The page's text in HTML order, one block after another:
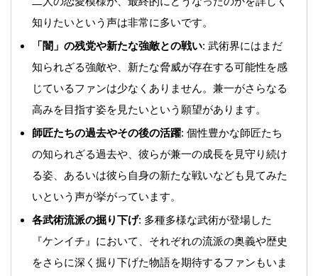
知りたいという声は非常に多いです。
「闇」の残党や新たな強敵との戦い: 武術界にはまだ
知られざる強敵や、新たな脅威が存在する可能性を感
じているファンは少なくありません。兼一がさらなる
高みを目指す姿を見たいという願望があります。
師匠たちの過去やその後の活躍: 個性豊かな師匠たち
の知られざる過去や、彼らが兼一の成長を見守り続け
る姿、あるいは彼ら自身の新たな戦いなども見てみた
いという声が挙がっています。
各武術流派の掘り下げ: 多種多様な武術が登場した
『ケンイチ』において、それぞれの流派の奥義や歴史
をさらに深く掘り下げた物語を期待するファンもいま